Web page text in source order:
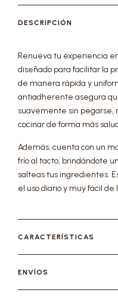
DESCRIPCIÓN
Renueva tu experiencia
diseñado para facilitar la
de manera rápida y
antiadherente asegura
suavemente sin pegarse,
cocinar de forma más
Además, cuenta con un
frío al tacto, brindándote
salteas tus ingredientes.
el uso diario y muy fácil
CARACTERÍSTICAS
ENVÍOS